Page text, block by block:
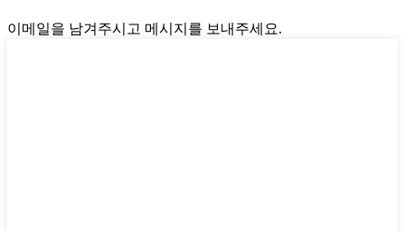
이메일을 남겨주시고 메시지를 보내주세요.